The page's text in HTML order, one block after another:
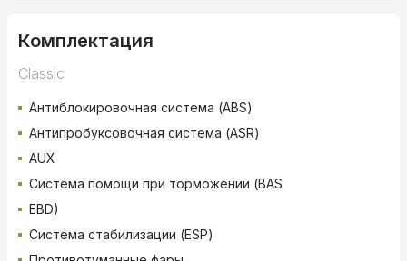
Комплектация
Classic
Антиблокировочная система (ABS)
Антипробуксовочная система (ASR)
AUX
Система помощи при торможении (BAS
EBD)
Система стабилизации (ESP)